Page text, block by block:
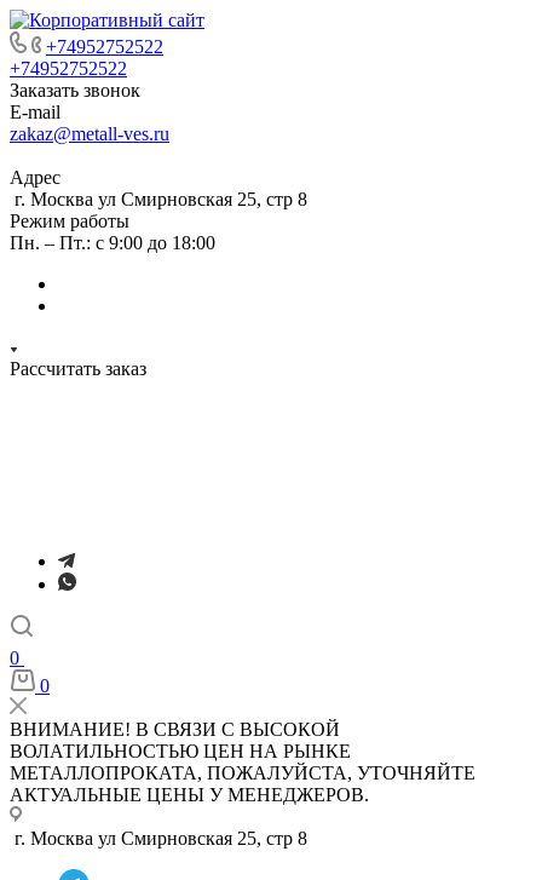
+74952752522
+74952752522
Заказать звонок
E-mail
zakaz@metall-ves.ru
Адрес
г. Москва ул Смирновская 25, стр 8
Режим работы
Пн. – Пт.: с 9:00 до 18:00
Рассчитать заказ
0
0
ВНИМАНИЕ! В СВЯЗИ С ВЫСОКОЙ
ВОЛАТИЛЬНОСТЬЮ ЦЕН НА РЫНКЕ
МЕТАЛЛОПРОКАТА, ПОЖАЛУЙСТА, УТОЧНЯЙТЕ
АКТУАЛЬНЫЕ ЦЕНЫ У МЕНЕДЖЕРОВ.
г. Москва ул Смирновская 25, стр 8